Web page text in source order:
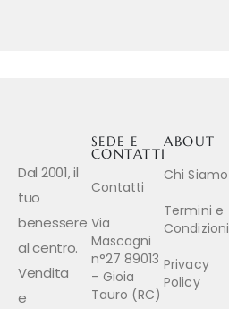
Dal 2001, il
tuo
benessere
al centro.
Vendita
e
ABOUT
Chi Siamo
Termini e
Condizioni
Privacy
Policy
SEDE E
CONTATTI
Contatti
Via
Mascagni
n°27 89013
– Gioia
Tauro (RC)